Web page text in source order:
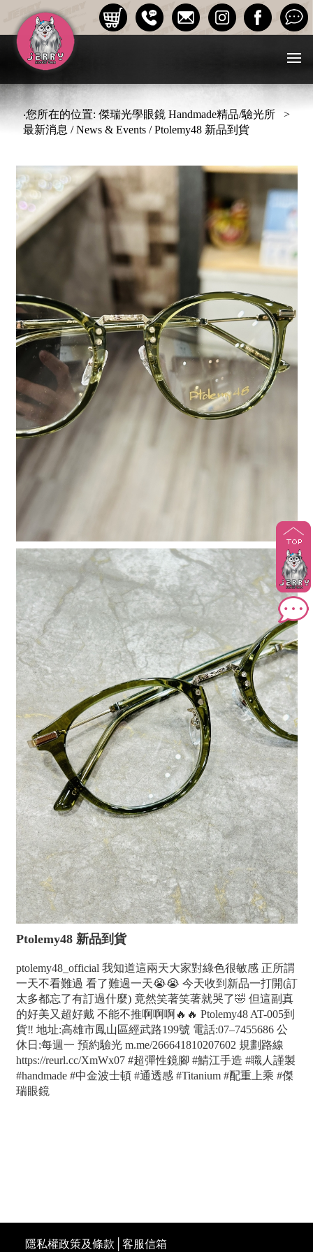
‧您所在的位置: 傑瑞光學眼鏡 Handmade精品/驗光所 >
最新消息 / News & Events / Ptolemy48 新品到貨
Ptolemy48 新品到貨
ptolemy48_official 我知道這兩天大家對綠色很敏感 正所謂
一天不看難過 看了難過一天😭😭 今天收到新品一打開(訂
太多都忘了有訂過什麼) 竟然笑著笑著就哭了🤣 但這副真
的好美又超好戴 不能不推啊啊啊🔥🔥 Ptolemy48 AT-005到
貨‼️ 地址:高雄市鳳山區經武路199號 電話:07–7455686 公
休日:每週一 預約驗光 m.me/266641810207602 規劃路線
https://reurl.cc/XmWx07 #超彈性鏡腳 #鯖江手造 #職人謹製
#handmade #中金波士頓 #通透感 #Titanium #配重上乘 #傑
瑞眼鏡
隱私權政策及條款 客服信箱